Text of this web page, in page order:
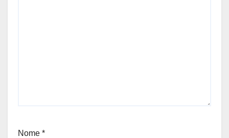
Nome *